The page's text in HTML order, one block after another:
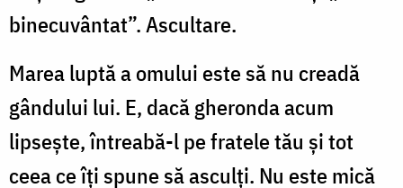
binecuvântat”. Ascultare.
Marea luptă a omului este să nu creadă
gândului lui. E, dacă gheronda acum
lipsește, întreabă-l pe fratele tău și tot
ceea ce îți spune să asculți. Nu este mică